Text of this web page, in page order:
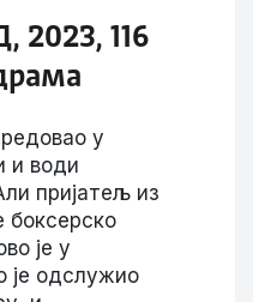
2023, 116
у
и води
пријатељ из
је у
је одслужио